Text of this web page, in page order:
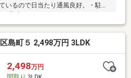
いるので日当たり通風良好。・駐車
収納に困りません。・南面バルコニ
【立地・周辺環境】■■■・電気鉄道
通勤通学に便利！・池田小学校まで
歩約13分、報徳保育園まで徒歩約9
安心。・メガセンタートライアルま
まで徒歩約8分、ドラッグストアコ
島町５ 2,498万円 3LDK
2,498万円